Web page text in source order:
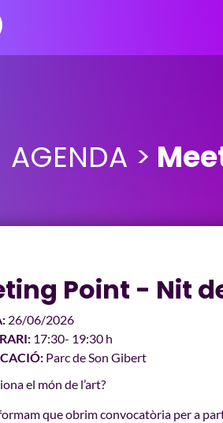
AGENDA >
Point - Nit
26/06/2026
17:30- 19:30 h
Parc de Son Gibert
el món de l’art?
que obrimconvocatòria pera